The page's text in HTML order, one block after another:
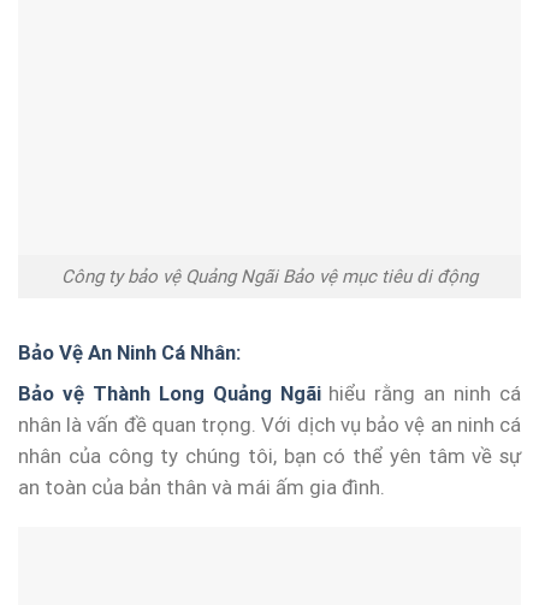
Công ty bảo vệ Quảng Ngãi Bảo vệ mục tiêu di động
Bảo Vệ An Ninh Cá Nhân:
Bảo vệ Thành Long Quảng Ngãihiểu rằng an ninh cá
nhân là vấn đề quan trọng. Với dịch vụ bảo vệ an ninh cá
nhân của công ty chúng tôi, bạn có thể yên tâm về sự
an toàn của bản thân và mái ấm gia đình.